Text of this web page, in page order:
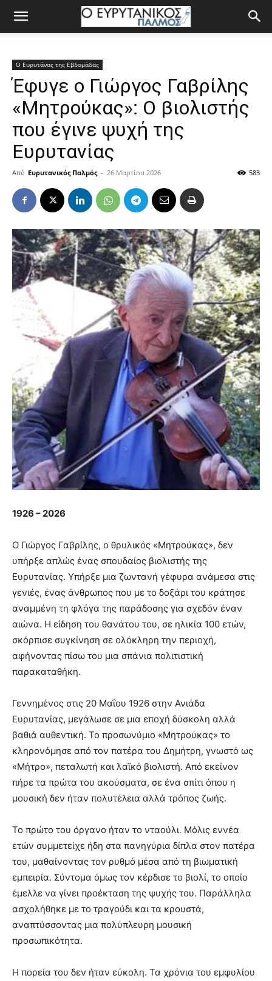
Ο Ευρυτάνας της Εβδομάδας
Έφυγε ο Γιώργος Γαβρίλης
«Μητρούκας»: Ο βιολιστής
που έγινε ψυχή της
Ευρυτανίας
Από Ευρυτανικός Παλμός - 26 Μαρτίου 2026 583
1926 – 2026
Ο Γιώργος Γαβρίλης, ο θρυλικός «Μητρούκας», δεν
υπήρξε απλώς ένας σπουδαίος βιολιστής της
Ευρυτανίας. Υπήρξε μια ζωντανή γέφυρα ανάμεσα στις
γενιές, ένας άνθρωπος που με το δοξάρι του κράτησε
αναμμένη τη φλόγα της παράδοσης για σχεδόν έναν
αιώνα. Η είδηση του θανάτου του, σε ηλικία 100 ετών,
σκόρπισε συγκίνηση σε ολόκληρη την περιοχή,
αφήνοντας πίσω του μια σπάνια πολιτιστική
παρακαταθήκη.
Γεννημένος στις 20 Μαΐου 1926 στην Ανιάδα
Ευρυτανίας, μεγάλωσε σε μια εποχή δύσκολη αλλά
βαθιά αυθεντική. Το προσωνύμιο «Μητρούκας» το
κληρονόμησε από τον πατέρα του Δημήτρη, γνωστό ως
«Μήτρο», πεταλωτή και λαϊκό βιολιστή. Από εκείνον
πήρε τα πρώτα του ακούσματα, σε ένα σπίτι όπου η
μουσική δεν ήταν πολυτέλεια αλλά τρόπος ζωής.
Το πρώτο του όργανο ήταν το νταούλι. Μόλις εννέα
ετών συμμετείχε ήδη στα πανηγύρια δίπλα στον πατέρα
του, μαθαίνοντας τον ρυθμό μέσα από τη βιωματική
εμπειρία. Σύντομα όμως τον κέρδισε το βιολί, το οποίο
έμελλε να γίνει προέκταση της ψυχής του. Παράλληλα
ασχολήθηκε με το τραγούδι και τα κρουστά,
αναπτύσσοντας μια πολύπλευρη μουσική
προσωπικότητα.
Η πορεία του δεν ήταν εύκολη. Τα χρόνια του εμφυλίου